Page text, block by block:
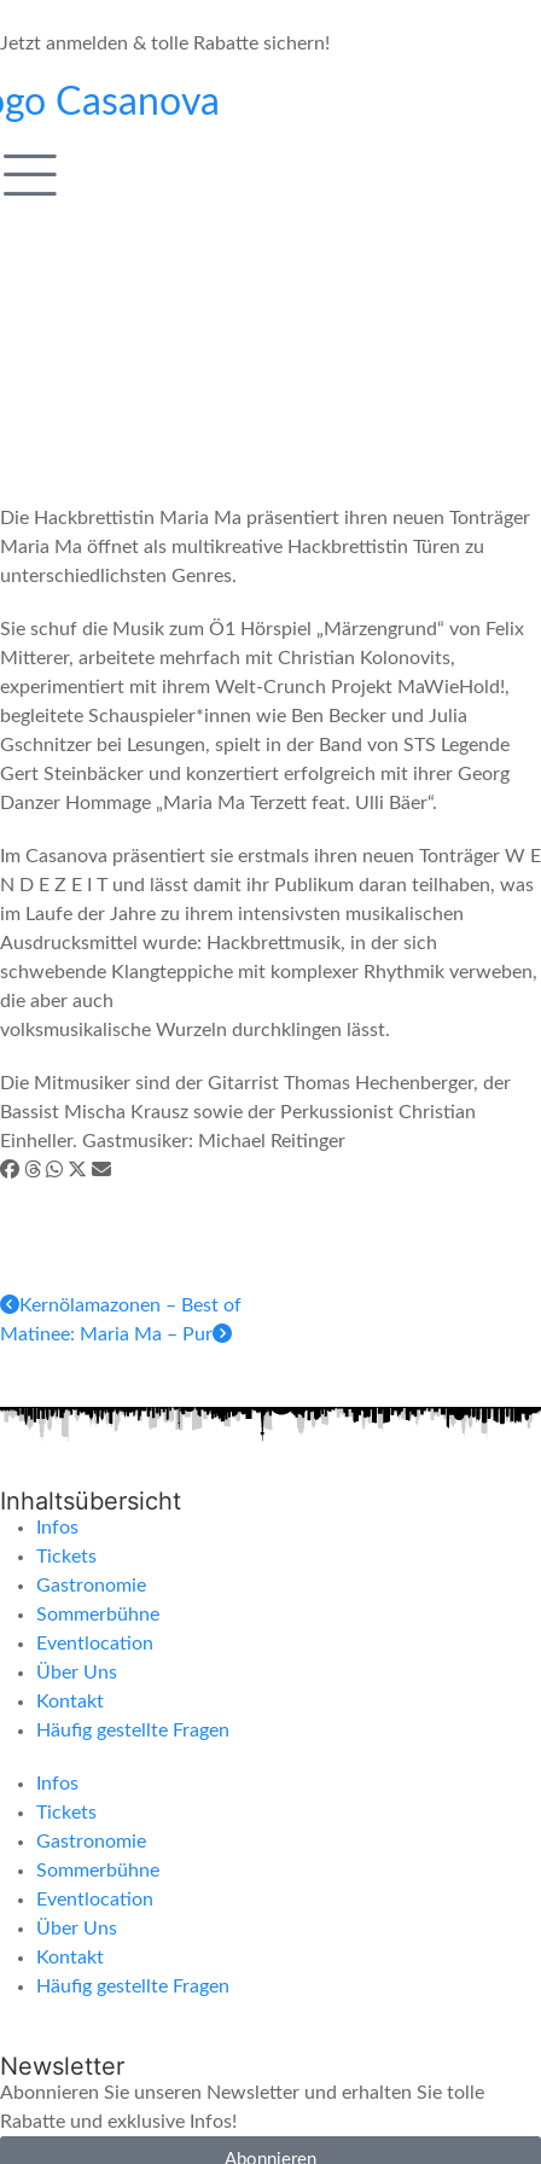
Jetzt anmelden & tolle Rabatte sichern!
Die Hackbrettistin Maria Ma präsentiert ihren neuen Tonträger
Maria Ma öffnet als multikreative Hackbrettistin Türen zu
unterschiedlichsten Genres.
Sie schuf die Musik zum Ö1 Hörspiel „Märzengrund“ von Felix
Mitterer, arbeitete mehrfach mit Christian Kolonovits,
experimentiert mit ihrem Welt-Crunch Projekt MaWieHold!,
begleitete Schauspieler*innen wie Ben Becker und Julia
Gschnitzer bei Lesungen, spielt in der Band von STS Legende
Gert Steinbäcker und konzertiert erfolgreich mit ihrer Georg
Danzer Hommage „Maria Ma Terzett feat. Ulli Bäer“.
Im Casanova präsentiert sie erstmals ihren neuen Tonträger W E
N D E Z E I T und lässt damit ihr Publikum daran teilhaben, was
im Laufe der Jahre zu ihrem intensivsten musikalischen
Ausdrucksmittel wurde: Hackbrettmusik, in der sich
schwebende Klangteppiche mit komplexer Rhythmik verweben,
die aber auch
volksmusikalische Wurzeln durchklingen lässt.
Die Mitmusiker sind der Gitarrist Thomas Hechenberger, der
Bassist Mischa Krausz sowie der Perkussionist Christian
Einheller. Gastmusiker: Michael Reitinger
Kernölamazonen – Best of
Matinee: Maria Ma – Pur
Inhaltsübersicht
Infos
Tickets
Gastronomie
Sommerbühne
Eventlocation
Über Uns
Kontakt
Häufig gestellte Fragen
Infos
Tickets
Gastronomie
Sommerbühne
Eventlocation
Über Uns
Kontakt
Häufig gestellte Fragen
Newsletter
Abonnieren Sie unseren Newsletter und erhalten Sie tolle
Rabatte und exklusive Infos!
Abonnieren